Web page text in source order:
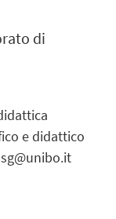
di
e didattico